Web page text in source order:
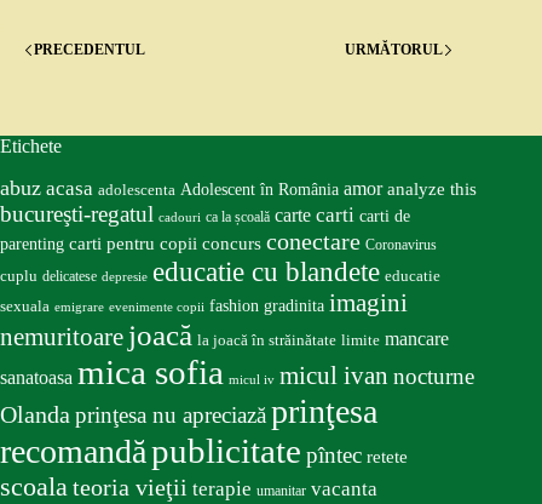
PRECEDENTUL URMĂTORUL
Etichete
abuz acasa adolescenta Adolescent în România amor analyze this
bucureşti-regatul cadouri ca la școală carte carti carti de
parenting carti pentru copii concurs conectare Coronavirus
cuplu delicatese depresie educatie cu blandete educatie
sexuala emigrare evenimente copii fashion gradinita imagini
nemuritoare joacă la joacă în străinătate limite mancare
sanatoasa mica sofia micul iv micul ivan nocturne
Olandaprinţesa nu apreciazăprinţesa
recomandăpublicitate pîntec retete
scoalateoria vieţii terapie umanitar vacanta